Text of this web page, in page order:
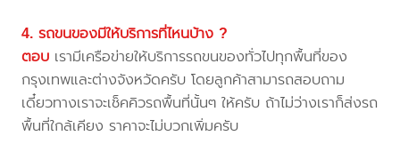
4. รถขนของมีให้บริการที่ไหนบ้าง ?
ตอบ เรามีเครือข่ายให้บริการรถขนของทั่วไปทุกพื้นที่ของ
กรุงเทพและต่างจังหวัดครับ โดยลูกค้าสามารถสอบถาม
เดี๋ยวทางเราจะเช็คคิวรถพื้นที่นั้นๆ ให้ครับ ถ้าไม่ว่างเราก็ส่งรถ
พื้นที่ใกล้เคียง ราคาจะไม่บวกเพิ่มครับ